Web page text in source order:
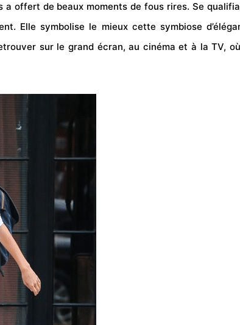
a offert de beaux moments de fous rires. Se
Elle symbolise le mieux cette symbiose
sur le grand écran, au cinéma et à la TV,